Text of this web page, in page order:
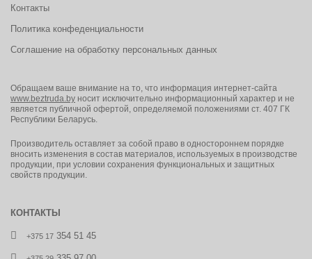
Контакты
Политика конфеденциальности
Соглашение на обработку персональных данных
Обращаем ваше внимание на то, что информация интернет-сайта
www.beztruda.by носит исключительно информационный характер и не
является публичной офертой, определяемой положениями ст. 407 ГК
Республики Беларусь.
Производитель оставляет за собой право в одностороннем порядке
вносить изменения в состав материалов, используемых в производстве
продукции, при условии сохранения функциональных и защитных
свойств продукции.
КОНТАКТЫ
+375 17 354 51 45